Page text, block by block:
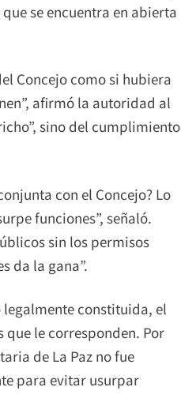
se encuentra en abierta
Concejo como si hubiera
afirmó la autoridad al
sino del cumplimiento
con el Concejo? Lo
funciones”, señaló.
sin los permisos
da la gana”.
constituida, el
le corresponden. Por
de La Paz no fue
para evitar usurpar